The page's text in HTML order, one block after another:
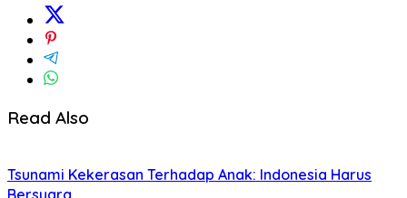
Read Also
Tsunami Kekerasan Terhadap Anak: Indonesia Harus